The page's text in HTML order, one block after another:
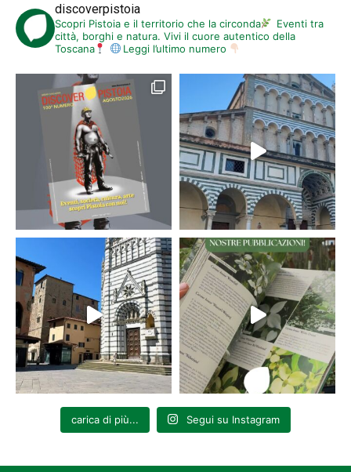
discoverpistoia
Scopri Pistoia e il territorio che la circonda
Eventi tra
città, borghi e natura. Vivi il cuore autentico della
Toscana
Leggi l’ultimo numero
carica di più... Segui su Instagram